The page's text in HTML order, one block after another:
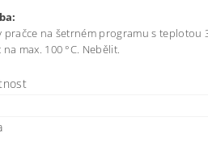
pračce na šetrném programu s teplotou
max. 100 °C. Nebělit.